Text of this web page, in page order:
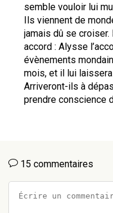
semble vouloir lui
Ils viennent de
jamais dû se croiser.
accord : Alysse
évènements
mois, et il lui laissera
Arriveront-ils à
prendre conscience
15 commentaires